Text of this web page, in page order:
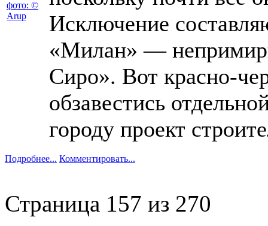
Исключение
«Милан» —
Сиро». Вот красно-
обзавестись
городу проект
Подробнее... Комментировать...
Страница 157 из 270